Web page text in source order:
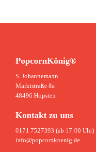
PopcornKönig®
S. Johannemann
Marktstraße 8a
48496 Hopsten
Kontakt zu uns
0171 7527393 (ab 17:00 Uhr)
info@popcornkoenig.de